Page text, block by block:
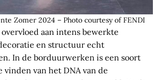
Zomer 2024 – Photo courtesy of FENDI
aan intens bewerkte
en structuur echt
In de borduurwerken is een soort
vinden van het DNA van de